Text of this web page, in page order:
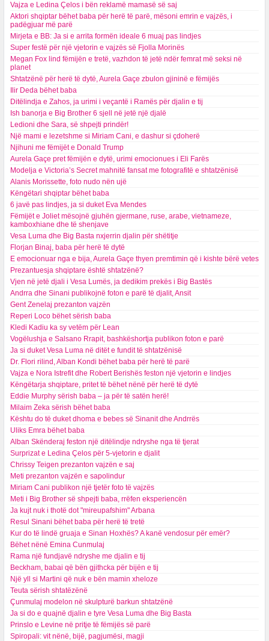
Vajza e Ledina Çelos i bën reklamë mamasë së saj
Aktori shqiptar bëhet baba për herë të parë, mësoni emrin e vajzës, i
padëgjuar më parë
Mirjeta e BB: Ja si e arrita formën ideale 6 muaj pas lindjes
Super festë për një vjetorin e vajzës së Fjolla Morinës
Megan Fox lind fëmijën e tretë, vazhdon të jetë ndër femrat më seksi në
planet
Shtatzënë për herë të dytë, Aurela Gaçe zbulon gjininë e fëmijës
Ilir Deda bëhet baba
Ditëlindja e Zahos, ja urimi i veçantë i Ramës për djalin e tij
Ish banorja e Big Brother 6 sjell në jetë një djalë
Ledioni dhe Sara, së shpejti prindër!
Një mami e lezetshme si Miriam Cani, e dashur si çdoherë
Njihuni me fëmijët e Donald Trump
Aurela Gaçe pret fëmijën e dytë, urimi emocionues i Eli Farës
Modelja e Victoria’s Secret mahnitë fansat me fotografitë e shtatzënisë
Alanis Morissette, foto nudo nën ujë
Këngëtari shqiptar bëhet baba
6 javë pas lindjes, ja si duket Eva Mendes
Fëmijët e Joliet mësojnë gjuhën gjermane, ruse, arabe, vietnameze,
kamboxhiane dhe të shenjave
Vesa Luma dhe Big Basta nxjerrin djalin për shëtitje
Florjan Binaj, baba për herë të dytë
E emocionuar nga e bija, Aurela Gaçe thyen premtimin që i kishte bërë vetes
Prezantuesja shqiptare është shtatzënë?
Vjen në jetë djali i Vesa Lumës, ja dedikim prekës i Big Bastës
Andrra dhe Sinani publikojnë foton e parë të djalit, Ansit
Gent Zenelaj prezanton vajzën
Reperi Loco bëhet sërish baba
Kledi Kadiu ka sy vetëm për Lean
Vogëlushja e Salsano Rrapit, bashkëshortja publikon foton e parë
Ja si duket Vesa Luma në ditët e fundit të shtatzënisë
Dr. Flori rilind, Alban Kondi bëhet baba për herë të parë
Vajza e Nora Istrefit dhe Robert Berishës feston një vjetorin e lindjes
Këngëtarja shqiptare, pritet të bëhet nënë për herë të dytë
Eddie Murphy sërish baba – ja për të satën herë!
Milaim Zeka sërish bëhet baba
Kështu do të duket dhoma e bebes së Sinanit dhe Andrrës
Uliks Emra bëhet baba
Alban Skënderaj feston një ditëlindje ndryshe nga të tjerat
Surprizat e Ledina Çelos për 5-vjetorin e djalit
Chrissy Teigen prezanton vajzën e saj
Meti prezanton vajzën e sapolindur
Miriam Cani publikon një tjetër foto të vajzës
Meti i Big Brother së shpejti baba, rrëfen eksperiencën
Ja kujt nuk i thotë dot "mireupafshim" Arbana
Resul Sinani bëhet baba për herë të tretë
Kur do të lindë gruaja e Sinan Hoxhës? A kanë vendosur për emër?
Bëhet nënë Emina Cunmulaj
Rama një fundjavë ndryshe me djalin e tij
Beckham, babai që bën gjithcka për bijën e tij
Një yll si Martini që nuk e bën mamin xheloze
Teuta sërish shtatëzënë
Çunmulaj modelon në skulpturë barkun shtatzënë
Ja si do e quajnë djalin e tyre Vesa Luma dhe Big Basta
Prinslo e Levine në pritje të fëmijës së parë
Spiropali: vit nënë, bijë, pagjumësi, magji